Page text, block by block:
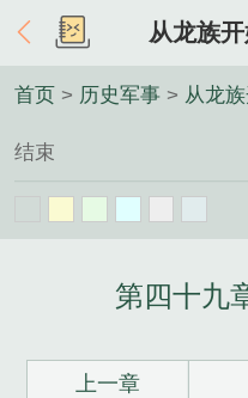
从龙族
首页 > 历史军事 > 从龙
结束
第四十九
上一章